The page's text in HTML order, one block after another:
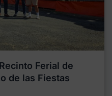
Ferial de
de las Fiestas